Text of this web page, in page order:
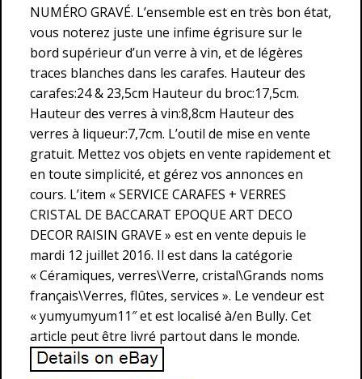
NUMÉRO GRAVÉ. L’ensemble est en très bon état,
vous noterez juste une infime égrisure sur le
bord supérieur d’un verre à vin, et de légères
traces blanches dans les carafes. Hauteur des
carafes:24 & 23,5cm Hauteur du broc:17,5cm.
Hauteur des verres à vin:8,8cm Hauteur des
verres à liqueur:7,7cm. L’outil de mise en vente
gratuit. Mettez vos objets en vente rapidement et
en toute simplicité, et gérez vos annonces en
cours. L’item « SERVICE CARAFES + VERRES
CRISTAL DE BACCARAT EPOQUE ART DECO
DECOR RAISIN GRAVE » est en vente depuis le
mardi 12 juillet 2016. Il est dans la catégorie
« Céramiques, verres\Verre, cristal\Grands noms
français\Verres, flûtes, services ». Le vendeur est
« yumyumyum11″ et est localisé à/en Bully. Cet
article peut être livré partout dans le monde.